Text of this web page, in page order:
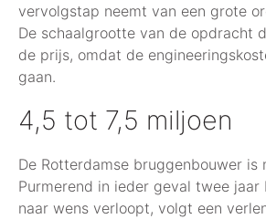
vervolgstap neemt van een grote
De schaalgrootte van de opdracht
de prijs, omdat de
gaan.
4,5 tot 7,5 miljoen
De Rotterdamse bruggenbouwer is
Purmerend in ieder geval twee jaar
naar wens verloopt, volgt een